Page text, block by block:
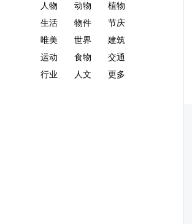
人物
动物
植物
生活
物件
节庆
唯美
世界
建筑
运动
食物
交通
行业
人文 更多